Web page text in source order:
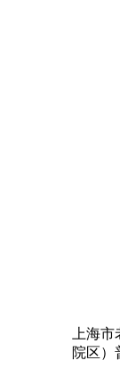
上海
院区）